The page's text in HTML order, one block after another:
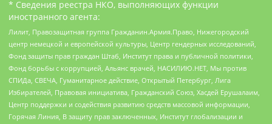
* Сведения реестра НКО, выполняющих функции
иностранного агента:
Лилит, Правозащитная группа Гражданин.Армия.Право, Нижегородский
центр немецкой и европейской культуры, Центр гендерных исследований,
Фонд защиты прав граждан Штаб, Институт права и публичной политики,
Фонд борьбы с коррупцией, Альянс врачей, НАСИЛИЮ.НЕТ, Мы против
СПИДа, СВЕЧА, Гуманитарное действие, Открытый Петербург, Лига
Избирателей, Правовая инициатива, Гражданский Союз, Хасдей Ерушалаим,
Центр поддержки и содействия развитию средств массовой информации,
Горячая Линия, В защиту прав заключенных, Институт глобализации и